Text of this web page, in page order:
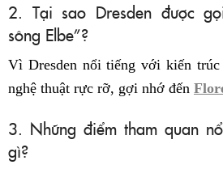
2. Tại sao Dresden được
sông Elbe”?
Vì Dresden nổi tiếng với kiến trúc
nghệ thuật rực rỡ, gợi nhớ đến
3. Những điểm tham quan
gì?